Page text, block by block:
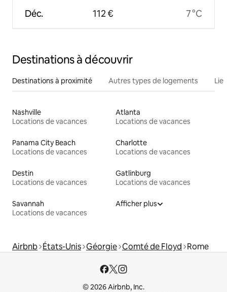
Déc. 112 € 7 °C
Destinations à découvrir
Destinations à proximité Autres types de logements
Nashville
Locations de vacances
Atlanta
Locations de vacances
Panama City Beach
Locations de vacances
Charlotte
Locations de vacances
Destin
Locations de vacances
Gatlinburg
Locations de vacances
Savannah
Locations de vacances
Afficher plus
Airbnb États-Unis Géorgie Comté de Floyd Rome
© 2026 Airbnb, Inc.